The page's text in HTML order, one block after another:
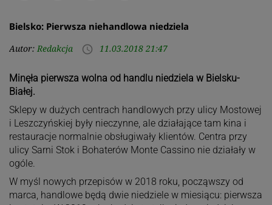
Bielsko: Pierwsza niehandlowa niedziela
Autor: Redakcja access_time 11.03.2018 21:47
Minęła pierwsza wolna od handlu niedziela w Bielsku-
Białej.
Sklepy w dużych centrach handlowych przy ulicy Mostowej
i Leszczyńskiej były nieczynne, ale działające tam kina i
restauracje normalnie obsługiwały klientów. Centra przy
ulicy Sarni Stok i Bohaterów Monte Cassino nie działały w
ogóle.
W myśl nowych przepisów w 2018 roku, począwszy od
marca, handlowe będą dwie niedziele w miesiącu: pierwsza